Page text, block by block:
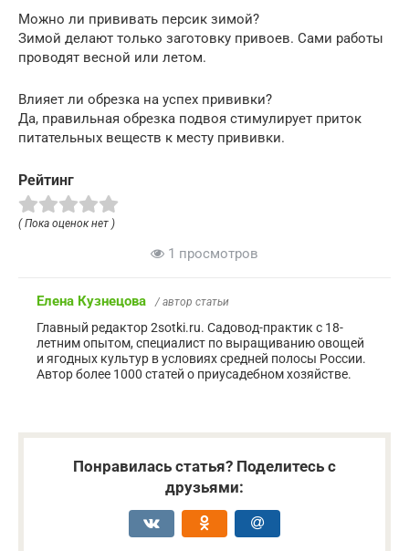
Можно ли прививать персик зимой?
Зимой делают только заготовку привоев. Сами работы
проводят весной или летом.
Влияет ли обрезка на успех прививки?
Да, правильная обрезка подвоя стимулирует приток
питательных веществ к месту прививки.
Рейтинг
( Пока оценок нет )
1 просмотров
Елена Кузнецова / автор статьи
Главный редактор 2sotki.ru. Садовод-практик с 18-
летним опытом, специалист по выращиванию овощей
и ягодных культур в условиях средней полосы России.
Автор более 1000 статей о приусадебном хозяйстве.
Понравилась статья? Поделитесь с
друзьями: